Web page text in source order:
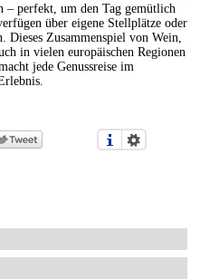
– perfekt, um den Tag gemütlich
über eigene Stellplätze oder
Zusammenspiel von Wein,
in vielen europäischen Regionen
jede Genussreise im